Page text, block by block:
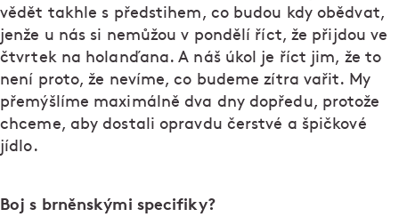
vědět takhle s předstihem, co budou kdy obědvat,
jenže u nás si nemůžou v pondělí říct, že přijdou ve
čtvrtek na holanďana. A náš úkol je říct jim, že to
není proto, že nevíme, co budeme zítra vařit. My
přemýšlíme maximálně dva dny dopředu, protože
chceme, aby dostali opravdu čerstvé a špičkové
jídlo.
Boj s brněnskými specifiky?